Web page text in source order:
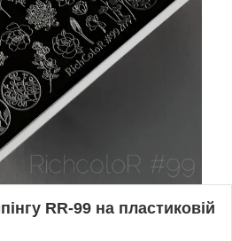
RR-99 на пластиковій